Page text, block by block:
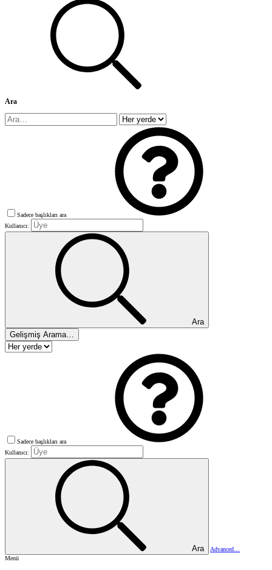
Ara
Sadece başlıkları ara
Kullanıcı:
Ara
Gelişmiş Arama…
Sadece başlıkları ara
Kullanıcı:
Ara
Advanced…
Menü